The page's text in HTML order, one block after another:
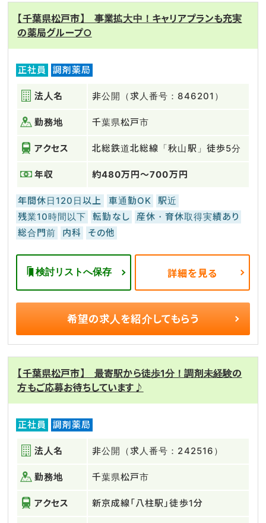
【千葉県松戸市】 事業拡大中！キャリアプランも充実
の薬局グループ○
正社員 調剤薬局
法人名 非公開（求人番号：846201）
勤務地 千葉県松戸市
アクセス 北総鉄道北総線「秋山駅」徒歩5分
年収 約480万円～700万円
年間休日120日以上 車通勤OK
駅近
残業10時間以下
転勤なし
産休・育休取得実績あり
総合門前
内科 その他
検討リストへ保存 詳細を見る
希望の求人を紹介してもらう
【千葉県松戸市】 最寄駅から徒歩1分！調剤未経験の
方もご応募お待ちしています♪
正社員 調剤薬局
法人名 非公開（求人番号：242516）
勤務地 千葉県松戸市
アクセス 新京成線「八柱駅」徒歩1分